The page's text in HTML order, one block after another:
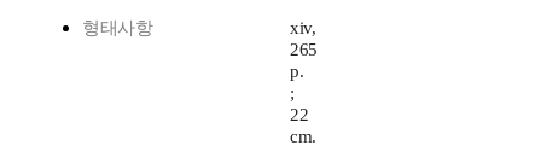
형태사항
xiv,
265
p.
;
22
cm.